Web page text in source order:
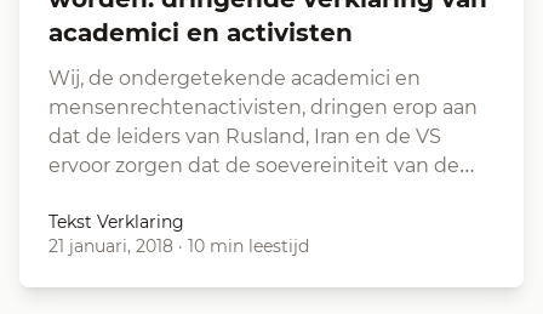
academici en activisten
Wij, de ondergetekende academici en
mensenrechtenactivisten, dringen erop aan
dat de leiders van Rusland, Iran en de VS
ervoor zorgen dat de soevereiniteit van de…
Tekst Verklaring
21 januari, 2018 · 10 min leestijd